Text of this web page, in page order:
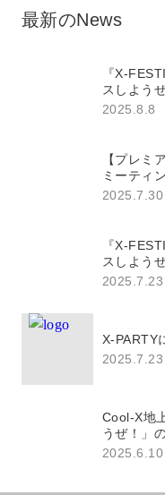
最新のNews
『X-
スしよう
2025.8.8
【プレミ
ミーティ
2025.7.30
『X-
スしようぜ
2025.7.23
X-PARTY
2025.7.23
Cool-X地
うぜ！」
2025.6.10